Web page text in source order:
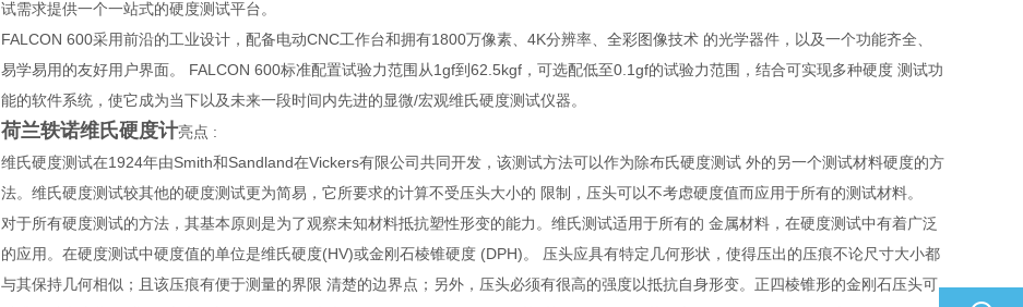
试需求提供一个一站式的硬度测试平台。
FALCON 600采用前沿的工业设计，配备电动CNC工作台和拥有1800万像素、4K分辨率、全彩图像技术 的光学器件，以及一个功能齐全、
易学易用的友好用户界面。 FALCON 600标准配置试验力范围从1gf到62.5kgf，可选配低至0.1gf的试验力范围，结合可实现多种硬度 测试功
能的软件系统，使它成为当下以及未来一段时间内先进的显微/宏观维氏硬度测试仪器。
荷兰轶诺维氏硬度计亮点 :
维氏硬度测试在1924年由Smith和Sandland在Vickers有限公司共同开发，该测试方法可以作为除布氏硬度测试 外的另一个测试材料硬度的方
法。维氏硬度测试较其他的硬度测试更为简易，它所要求的计算不受压头大小的 限制，压头可以不考虑硬度值而应用于所有的测试材料。
对于所有硬度测试的方法，其基本原则是为了观察未知材料抵抗塑性形变的能力。维氏测试适用于所有的 金属材料，在硬度测试中有着广泛
的应用。在硬度测试中硬度值的单位是维氏硬度(HV)或金刚石棱锥硬度 (DPH)。 压头应具有特定几何形状，使得压出的压痕不论尺寸大小都
与其保持几何相似；且该压痕有便于测量的界限 清楚的边界点；另外，压头必须有很高的强度以抵抗自身形变。正四棱锥形的金刚石压头可